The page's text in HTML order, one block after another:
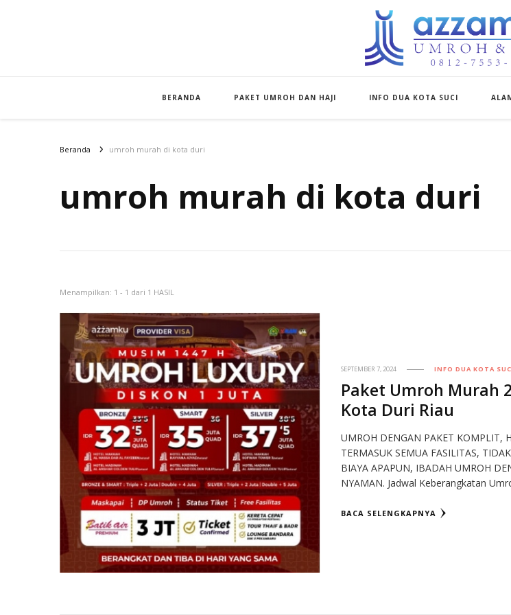
BERANDA PAKET UMROH DAN HAJI INFO DUA KOTA SUCI
Beranda umroh murah di kota duri
umroh murah di kota duri
Menampilkan: 1 - 1 dari 1 HASIL
SEPTEMBER 7, 2024 INFO DUA KOTA
Paket Umroh Murah
Kota Duri Riau
UMROH DENGAN PAKET KOMPLIT,
TERMASUK SEMUA FASILITAS,
BIAYA APAPUN, IBADAH UMROH
NYAMAN. Jadwal Keberangkatan
BACA SELENGKAPNYA